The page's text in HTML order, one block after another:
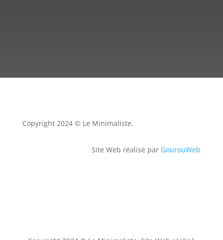
Copyright 2024 © Le Minimaliste.
Site Web réalisé par GourouWeb